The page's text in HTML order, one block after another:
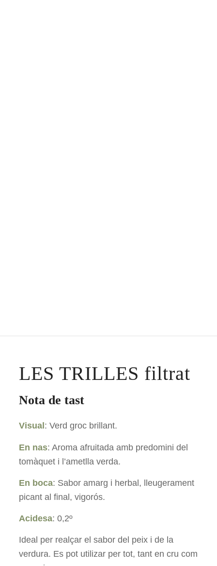
LES TRILLES filtrat
Nota de tast
Visual : Verd groc brillant.
En nas: Aroma afruitada amb predomini del
tomàquet i l’ametlla verda.
En boca: Sabor amarg i herbal, lleugerament
picant al final, vigorós.
Acidesa: 0,2º
Ideal per realçar el sabor del peix i de la
verdura. Es pot utilizar per tot, tant en cru com